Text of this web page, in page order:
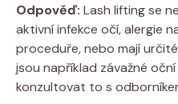
Odpověď: Lash lifting se
aktivní infekce očí, alergie
proceduře, nebo mají
jsou například závažné
konzultovat to s